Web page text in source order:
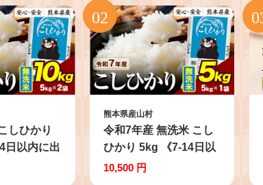
しひかり
日以内に出
除く)》熊
熊本県産山村
令和7年産 無洗米 こし
ひかり 5kg 《7-14日以
内に出荷予定(土日祝除
10,500 円